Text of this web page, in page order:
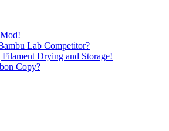
Lab Competitor?
Drying and Storage!
Copy?